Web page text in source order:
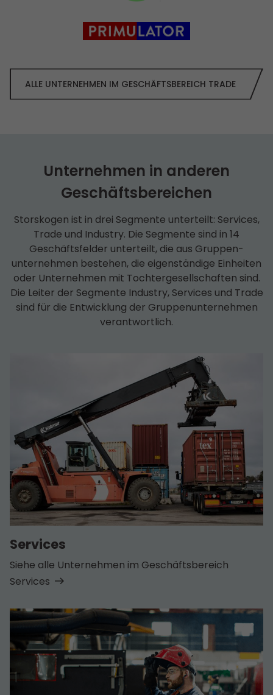
ALLE UNTERNEHMEN IM GESCHÄFTS­BEREICH TRADE
Unternehmen in anderen
Geschäfts­bereichen
Storskogen ist in drei Segmente unterteilt: Services,
Trade und Industry. Die Segmente sind in 14
Geschäfts­felder unterteilt, die aus Gruppen­
unternehmen bestehen, die eigenständige Einheiten
oder Unternehmen mit Tochter­­gesell­schaften sind.
Die Leiter der Segmente Industry, Services und Trade
sind für die Entwicklung der Gruppen­unternehmen
verantwortlich.
Services
Siehe alle Unternehmen im Geschäfts­bereich
Services